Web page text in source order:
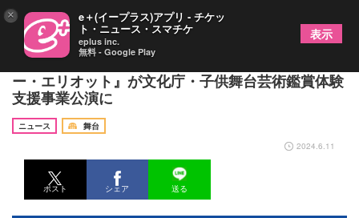
18歳以下を無料招待 『ピーター・パン』『ビリ
ー・エリオット』が文化庁・子供舞台芸術鑑賞体験
支援事業公演に
ニュース
舞台
2024.6.11
ポスト シェア 送る
× e＋(イープラス)アプリ - チケッ
ト・ニュース・スマチケ
eplus inc.
無料 - Google Play
表示